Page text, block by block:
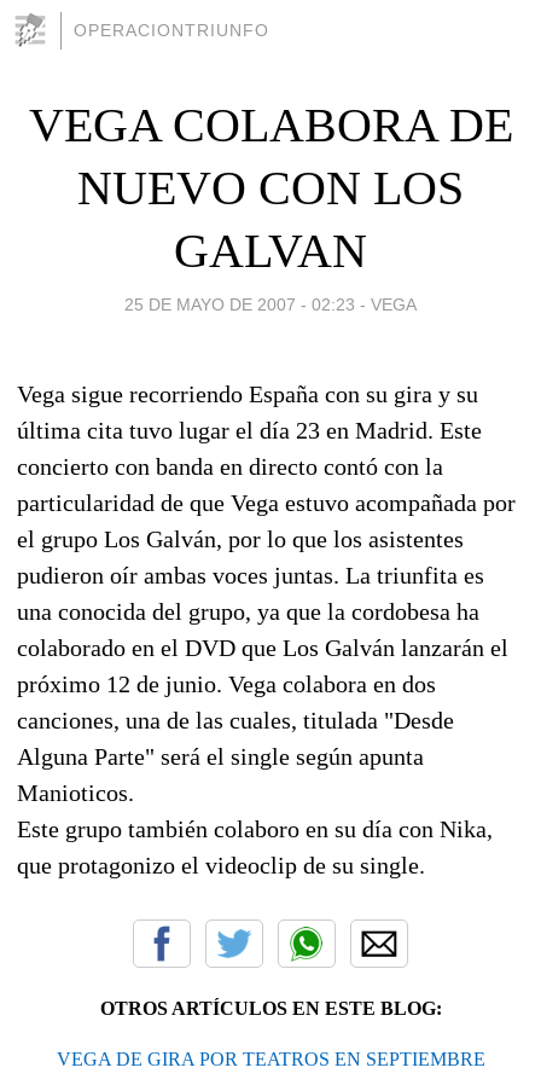
OPERACIONTRIUNFO
VEGA COLABORA DE
NUEVO CON LOS
GALVAN
25 DE MAYO DE 2007 - 02:23 - VEGA
Vega sigue recorriendo España con su gira y su
última cita tuvo lugar el día 23 en Madrid. Este
concierto con banda en directo contó con la
particularidad de que Vega estuvo acompañada por
el grupo Los Galván, por lo que los asistentes
pudieron oír ambas voces juntas. La triunfita es
una conocida del grupo, ya que la cordobesa ha
colaborado en el DVD que Los Galván lanzarán el
próximo 12 de junio. Vega colabora en dos
canciones, una de las cuales, titulada "Desde
Alguna Parte" será el single según apunta
Manioticos.
Este grupo también colaboro en su día con Nika,
que protagonizo el videoclip de su single.
OTROS ARTÍCULOS EN ESTE BLOG:
VEGA DE GIRA POR TEATROS EN SEPTIEMBRE